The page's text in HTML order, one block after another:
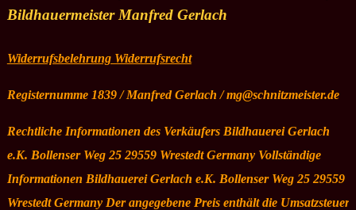
Bildhauermeister Manfred Gerlach
Widerrufsbelehrung Widerrufsrecht
Registernumme 1839 / Manfred Gerlach / mg@schnitzmeister.de
Rechtliche Informationen des Verkäufers Bildhauerei Gerlach
e.K. Bollenser Weg 25 29559 Wrestedt Germany Vollständige
Informationen Bildhauerei Gerlach e.K. Bollenser Weg 25 29559
Wrestedt Germany Der angegebene Preis enthält die Umsatzsteuer.